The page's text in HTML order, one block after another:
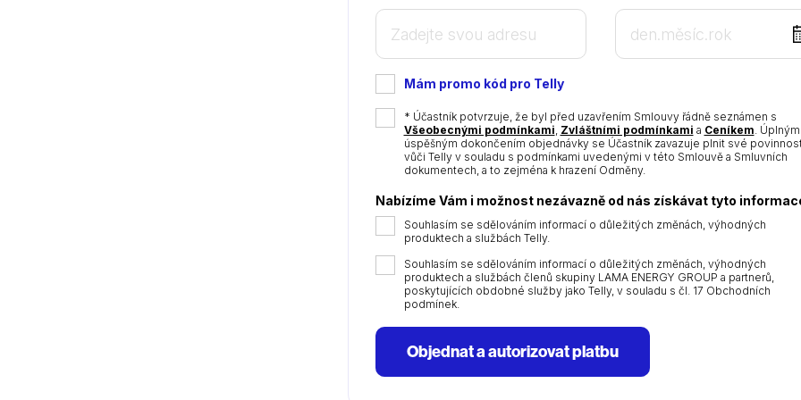
DD
dot
YYYY
Mám promo kód pro Telly
* Účastník potvrzuje, že byl před uzavřením Smlouvy řádně seznámen s
Všeobecnými podmínkami Zvláštními podmínkami a Ceníkem .
úspěšným dokončením objednávky se Účastník zavazuje plnit své
vůči Telly v souladu s podmínkami uvedenými v této Smlouvě a Smluvních
dokumentech, a to zejména k hrazení Odměny.
Nabízíme Vám i možnost nezávazně od nás získávat tyto
Souhlasím se sdělováním informací o důležitých změnách, výhodných
produktech a službách Telly.
Souhlasím se sdělováním informací o důležitých změnách, výhodných
produktech a službách členů skupiny LAMA ENERGY GROUP a partnerů,
poskytujících obdobné služby jako Telly, v souladu s čl. 17 Obchodních
podmínek.
Objednat a autorizovat platbu